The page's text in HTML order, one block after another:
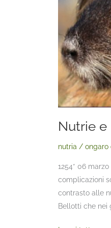
Nutrie e
nutria / ongaro
1254* 06
complicazioni
contrasto alle
Bellotti che nei